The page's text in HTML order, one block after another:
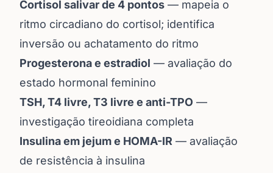
Cortisol salivar de 4 pontos — mapeia o
ritmo circadiano do cortisol; identifica
inversão ou achatamento do ritmo
Progesterona e estradiol — avaliação do
estado hormonal feminino
TSH, T4 livre, T3 livre e anti-TPO —
investigação tireoidiana completa
Insulina em jejum e HOMA-IR — avaliação
de resistência à insulina